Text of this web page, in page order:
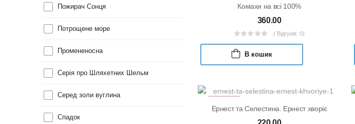
Пожирач Сонця
Потрощене море
Промененосна
Серія про Шляхетних Шельм
Серед золи вуглина
Спадок
Комахи на всі 100%
360.00
( Відгуків: 0)
В кошик
Ернест та Селестина. Ернест хворіє